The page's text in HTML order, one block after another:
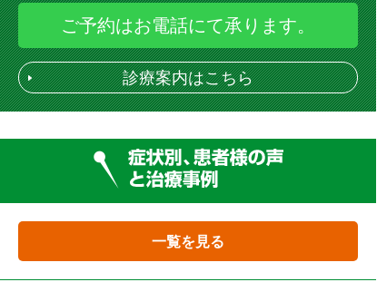
ご予約はお電話にて承ります。
診療案内はこちら
一覧を見る